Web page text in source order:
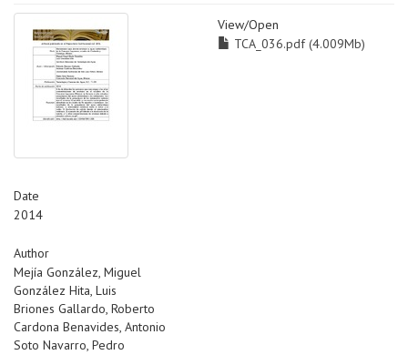
View/Open
TCA_036.pdf (4.009Mb)
Date
2014
Author
Mejía González, Miguel
González Hita, Luis
Briones Gallardo, Roberto
Cardona Benavides, Antonio
Soto Navarro, Pedro